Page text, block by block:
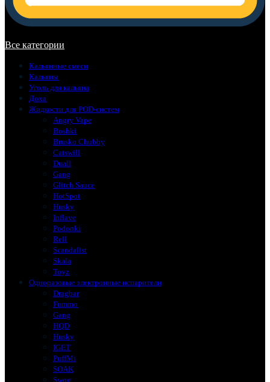
Все категории
Кальянные смеси
Кальяны
Уголь для кальяна
Доха
Жидкости для POD-систем
Angry Vape
Boshki
Brusko Chubby
Catswill
Duall
Gang
Glitch Sauce
HotSpot
Husky
Inflave
Podonki
Rell
Scandalist
Skala
Toyz
Одноразовые электронные испарители
Dragbar
Fummo
Gang
HQD
Husky
IGET
PuffMi
SOAK
Swog